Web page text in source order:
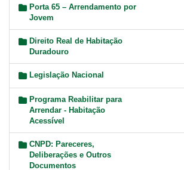
Porta 65 – Arrendamento por
Jovem
Direito Real de Habitação
Duradouro
Legislação Nacional
Programa Reabilitar para
Arrendar - Habitação
Acessível
CNPD: Pareceres,
Deliberações e Outros
Documentos